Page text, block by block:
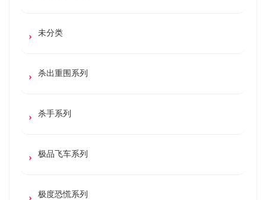
未分类
杀出重围系列
杀手系列
极品飞车系列
极度恐慌系列